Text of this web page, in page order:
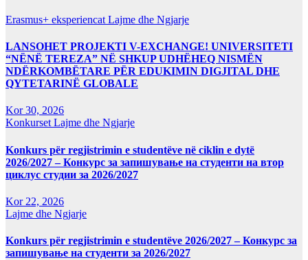
Erasmus+ eksperiencat Lajme dhe Ngjarje
LANSOHET PROJEKTI V-EXCHANGE! UNIVERSITETI
“NËNË TEREZA” NË SHKUP UDHËHEQ NISMËN
NDËRKOMBËTARE PËR EDUKIMIN DIGJITAL DHE
QYTETARINË GLOBALE
Kor 30, 2026
Konkurset Lajme dhe Ngjarje
Konkurs për regjistrimin e studentëve në ciklin e dytë
2026/2027 – Конкурс за запишување на студенти на втор
циклус студии за 2026/2027
Kor 22, 2026
Lajme dhe Ngjarje
Konkurs për regjistrimin e studentëve 2026/2027 – Конкурс за
запишување на студенти за 2026/2027